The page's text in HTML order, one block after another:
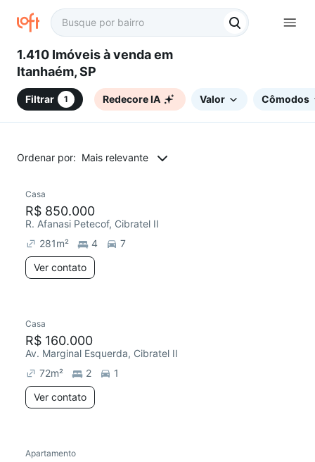
1.410 Imóveis à venda em
Itanhaém, SP
Filtrar 1 Redecore IA Valor Cômodos
Ordenar por: Mais relevante
Casa
R$ 850.000
R. Afanasi Petecof, Cibratel II
281m² 4
7
Ver contato
Casa
R$ 160.000
Av. Marginal Esquerda, Cibratel II
72m² 2
1
Ver contato
Chegou este mês
Apartamento